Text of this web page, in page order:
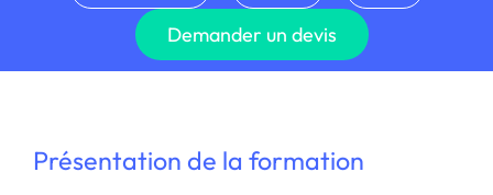
Demander un devis
Présentation de la formation